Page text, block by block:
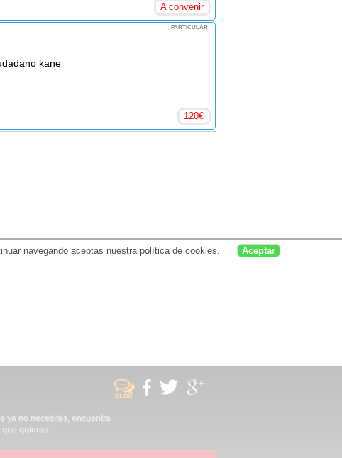
A convenir
PARTICULAR
kane
120€
ya no necesites, encuentra
quieras.
navegando aceptas nuestrapolítica de cookies. Aceptar